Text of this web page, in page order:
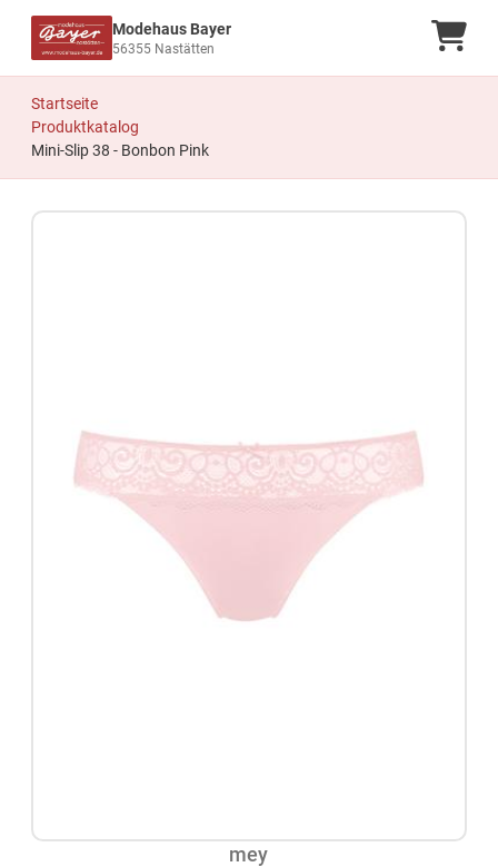
Modehaus Bayer
56355 Nastätten
Startseite
Produktkatalog
Mini-Slip 38 - Bonbon Pink
mey